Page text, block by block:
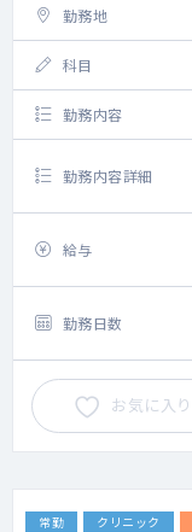
勤務地
科目
勤務内容
勤務内容詳細
給与
勤務日数
お気に入り
常勤 クリニック